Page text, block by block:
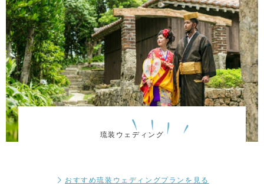
琉装ウェディング
おすすめ琉装ウェディングプランを見る